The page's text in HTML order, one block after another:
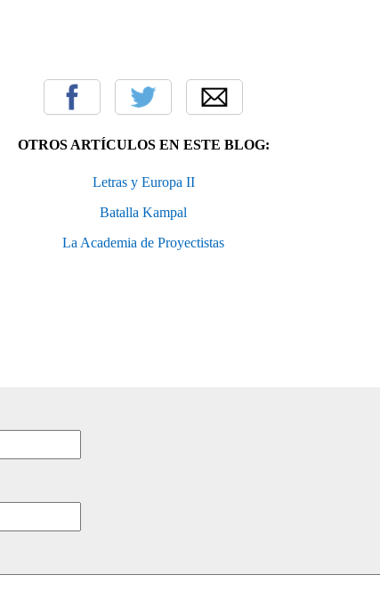
OTROS ARTÍCULOS EN ESTE BLOG:
Letras y Europa II
Batalla Kampal
La Academia de Proyectistas